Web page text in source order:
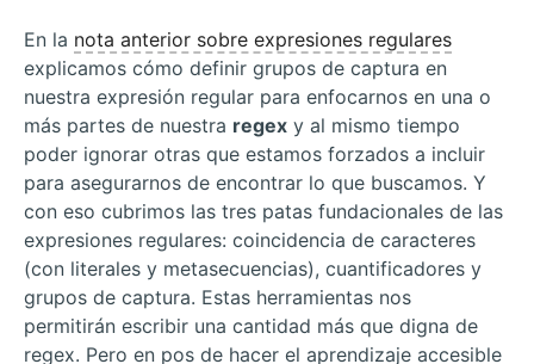
En la nota anterior sobre expresiones regulares
explicamos cómo definir grupos de captura en
nuestra expresión regular para enfocarnos en una o
más partes de nuestra regex y al mismo tiempo
poder ignorar otras que estamos forzados a incluir
para asegurarnos de encontrar lo que buscamos. Y
con eso cubrimos las tres patas fundacionales de las
expresiones regulares: coincidencia de caracteres
(con literales y metasecuencias), cuantificadores y
grupos de captura. Estas herramientas nos
permitirán escribir una cantidad más que digna de
regex. Pero en pos de hacer el aprendizaje accesible